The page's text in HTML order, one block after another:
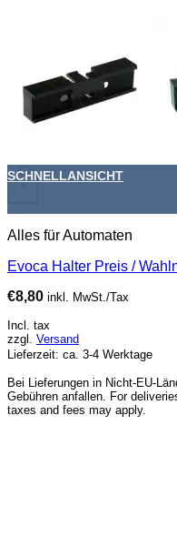
+
SCHNELLANSICHT
Alles für Automaten
Evoca Halter Preis /
€8,80 inkl. MwSt./Tax
Incl. tax
zzgl. Versand
Lieferzeit: ca. 3-4 Werktage
Bei Lieferungen in Nicht-EU-
Gebühren anfallen. For
taxes and fees may apply.